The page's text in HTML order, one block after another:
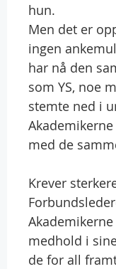
hun.
Men det er
ingen
har nå den
som YS, noe
stemte ned i
med de
Krever
medhold i
de for all